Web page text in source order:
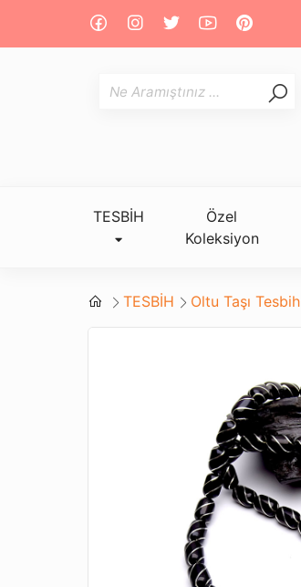
TESBİH
Özel
Koleksiyon
TESBİH Oltu Taşı Tesbih